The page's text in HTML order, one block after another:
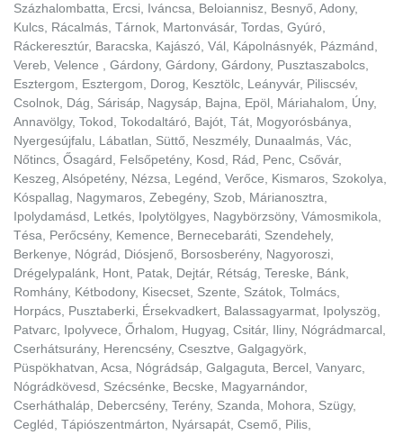
Százhalombatta, Ercsi, Iváncsa, Beloiannisz, Besnyő, Adony,
Kulcs, Rácalmás, Tárnok, Martonvásár, Tordas, Gyúró,
Ráckeresztúr, Baracska, Kajászó, Vál, Kápolnásnyék, Pázmánd,
Vereb, Velence , Gárdony, Gárdony, Gárdony, Pusztaszabolcs,
Esztergom, Esztergom, Dorog, Kesztölc, Leányvár, Piliscsév,
Csolnok, Dág, Sárisáp, Nagysáp, Bajna, Epöl, Máriahalom, Úny,
Annavölgy, Tokod, Tokodaltáró, Bajót, Tát, Mogyorósbánya,
Nyergesújfalu, Lábatlan, Süttő, Neszmély, Dunaalmás, Vác,
Nőtincs, Ősagárd, Felsőpetény, Kosd, Rád, Penc, Csővár,
Keszeg, Alsópetény, Nézsa, Legénd, Verőce, Kismaros, Szokolya,
Kóspallag, Nagymaros, Zebegény, Szob, Márianosztra,
Ipolydamásd, Letkés, Ipolytölgyes, Nagybörzsöny, Vámosmikola,
Tésa, Perőcsény, Kemence, Bernecebaráti, Szendehely,
Berkenye, Nógrád, Diósjenő, Borsosberény, Nagyoroszi,
Drégelypalánk, Hont, Patak, Dejtár, Rétság, Tereske, Bánk,
Romhány, Kétbodony, Kisecset, Szente, Szátok, Tolmács,
Horpács, Pusztaberki, Érsekvadkert, Balassagyarmat, Ipolyszög,
Patvarc, Ipolyvece, Őrhalom, Hugyag, Csitár, Iliny, Nógrádmarcal,
Cserhátsurány, Herencsény, Csesztve, Galgagyörk,
Püspökhatvan, Acsa, Nógrádsáp, Galgaguta, Bercel, Vanyarc,
Nógrádkövesd, Szécsénke, Becske, Magyarnándor,
Cserháthaláp, Debercsény, Terény, Szanda, Mohora, Szügy,
Cegléd, Tápiószentmárton, Nyársapát, Csemő, Pilis,